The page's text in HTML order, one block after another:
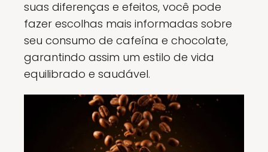
suas diferenças e efeitos, você pode
fazer escolhas mais informadas sobre
seu consumo de cafeína e chocolate,
garantindo assim um estilo de vida
equilibrado e saudável.